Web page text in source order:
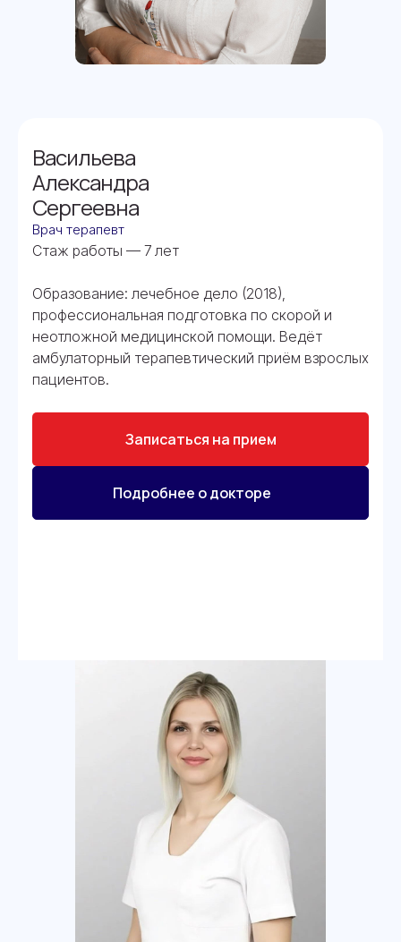
Васильева
Александра
Сергеевна
Врач терапевт
Стаж работы — 7 лет
Образование: лечебное дело (2018),
профессиональная подготовка по скорой и
неотложной медицинской помощи. Ведёт
амбулаторный терапевтический приём взрослых
пациентов.
Записаться на прием
Подробнее о докторе